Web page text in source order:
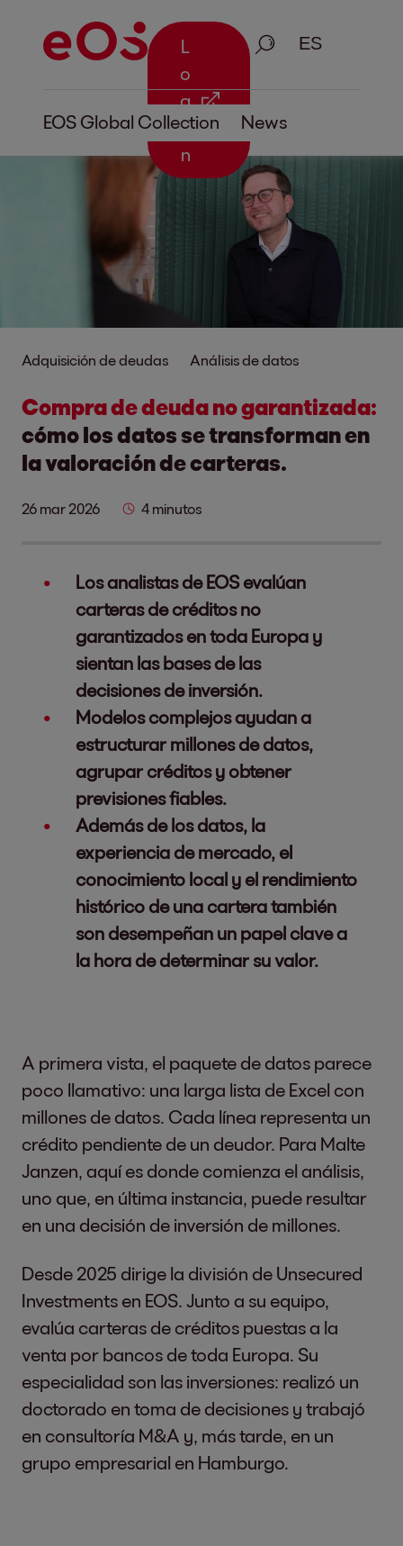
L
o
g
i
n
Busque en
EOS Global Collection News
Adquisición de deudas Análisis de datos
Compra de deuda no garantizada:
cómo los datos se transforman en
la valoración de carteras.
26 mar 2026 4 minutos
Los analistas de EOS evalúan
carteras de créditos no
garantizados en toda Europa y
sientan las bases de las
decisiones de inversión.
Modelos complejos ayudan a
estructurar millones de datos,
agrupar créditos y obtener
previsiones fiables.
Además de los datos, la
experiencia de mercado, el
conocimiento local y el rendimiento
histórico de una cartera también
son desempeñan un papel clave a
la hora de determinar su valor.
A primera vista, el paquete de datos parece
poco llamativo: una larga lista de Excel con
millones de datos. Cada línea representa un
crédito pendiente de un deudor. Para Malte
Janzen, aquí es donde comienza el análisis,
uno que, en última instancia, puede resultar
en una decisión de inversión de millones.
Desde 2025 dirige la división de Unsecured
Investments en EOS. Junto a su equipo,
evalúa carteras de créditos puestas a la
venta por bancos de toda Europa. Su
especialidad son las inversiones: realizó un
doctorado en toma de decisiones y trabajó
en consultoría M&A y, más tarde, en un
grupo empresarial en Hamburgo.